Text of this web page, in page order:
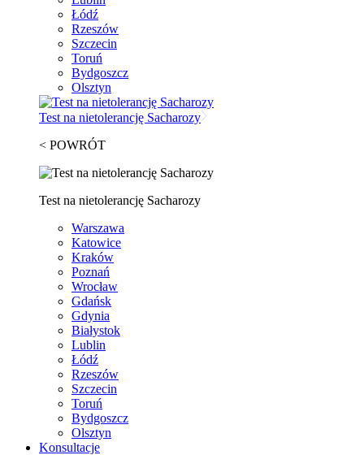
Łódź
Rzeszów
Szczecin
Toruń
Bydgoszcz
Olsztyn
Test na nietolerancję Sacharozy
< POWRÓT
Test na nietolerancję Sacharozy
Warszawa
Katowice
Kraków
Poznań
Wrocław
Gdańsk
Gdynia
Białystok
Lublin
Łódź
Rzeszów
Szczecin
Toruń
Bydgoszcz
Olsztyn
Konsultacje